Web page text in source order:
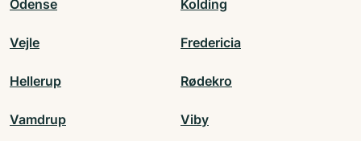
Odense Kolding
Vejle Fredericia
Hellerup Rødekro
Vamdrup Viby